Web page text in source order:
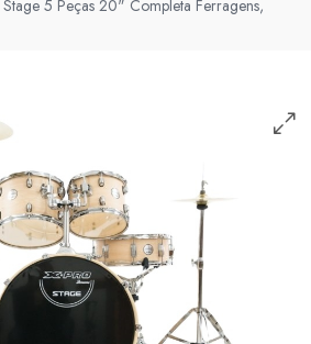
5 Peças 20" Completa Ferragens,